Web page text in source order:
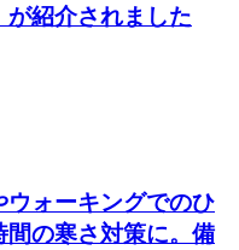
紹介されました
ォーキングでのひ
間の寒さ対策に。備